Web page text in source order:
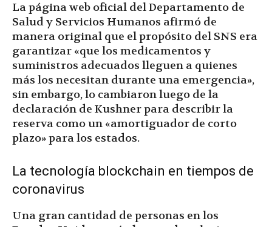
La página web oficial del Departamento de
Salud y Servicios Humanos afirmó de
manera original que el propósito del SNS era
garantizar «que los medicamentos y
suministros adecuados lleguen a quienes
más los necesitan durante una emergencia»,
sin embargo, lo cambiaron luego de la
declaración de Kushner para describir la
reserva como un «amortiguador de corto
plazo» para los estados.
La tecnología blockchain en tiempos de
coronavirus
Una gran cantidad de personas en los